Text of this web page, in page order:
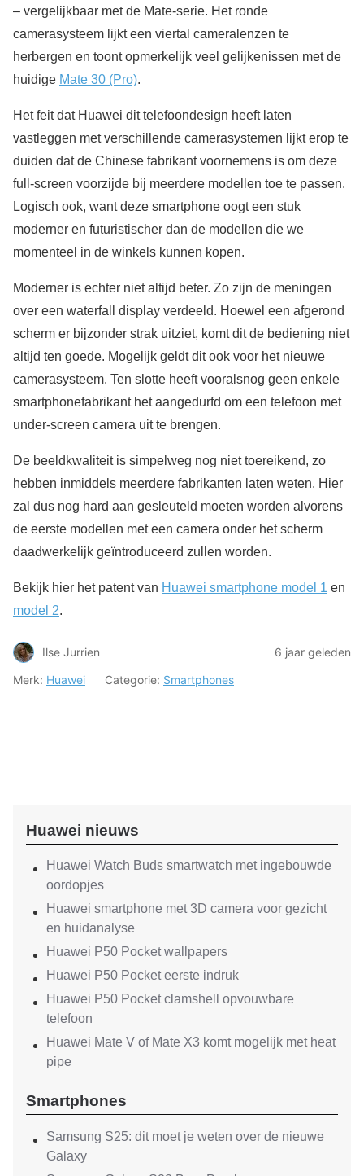
– vergelijkbaar met de Mate-serie. Het ronde
camerasysteem lijkt een viertal cameralenzen te
herbergen en toont opmerkelijk veel gelijkenissen met de
huidige Mate 30 (Pro).
Het feit dat Huawei dit telefoondesign heeft laten
vastleggen met verschillende camerasystemen lijkt erop te
duiden dat de Chinese fabrikant voornemens is om deze
full-screen voorzijde bij meerdere modellen toe te passen.
Logisch ook, want deze smartphone oogt een stuk
moderner en futuristischer dan de modellen die we
momenteel in de winkels kunnen kopen.
Moderner is echter niet altijd beter. Zo zijn de meningen
over een waterfall display verdeeld. Hoewel een afgerond
scherm er bijzonder strak uitziet, komt dit de bediening niet
altijd ten goede. Mogelijk geldt dit ook voor het nieuwe
camerasysteem. Ten slotte heeft vooralsnog geen enkele
smartphonefabrikant het aangedurfd om een telefoon met
under-screen camera uit te brengen.
De beeldkwaliteit is simpelweg nog niet toereikend, zo
hebben inmiddels meerdere fabrikanten laten weten. Hier
zal dus nog hard aan gesleuteld moeten worden alvorens
de eerste modellen met een camera onder het scherm
daadwerkelijk geïntroduceerd zullen worden.
Bekijk hier het patent van Huawei smartphone model 1 en
model 2.
Ilse Jurrien
6 jaar geleden
Merk: Huawei Categorie: Smartphones
Huawei nieuws
Huawei Watch Buds smartwatch met ingebouwde
oordopjes
Huawei smartphone met 3D camera voor gezicht
en huidanalyse
Huawei P50 Pocket wallpapers
Huawei P50 Pocket eerste indruk
Huawei P50 Pocket clamshell opvouwbare
telefoon
Huawei Mate V of Mate X3 komt mogelijk met heat
pipe
Smartphones
Samsung S25: dit moet je weten over de nieuwe
Galaxy